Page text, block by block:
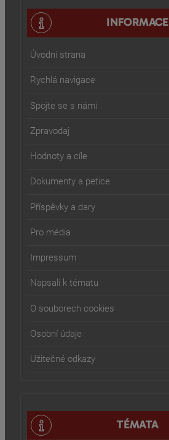
INFORMACE
Úvodní strana
Rychlá navigace
Spojte se s námi
Zpravodaj
Hodnoty a cíle
Dokumenty a petice
Příspěvky a dary
Pro média
Impressum
Napsali k tématu
O souborech cookies
Osobní údaje
Užitečné odkazy
TÉMATA